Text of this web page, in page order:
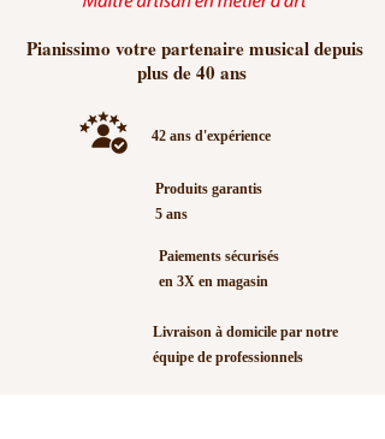
Pianissimo votre partenaire musical depuis
plus de 40 ans
42 ans d'expérience
Produits garantis
5 ans
Paiements sécurisés
en 3X en magasin
Livraison à domicile par notre
équipe de professionnels